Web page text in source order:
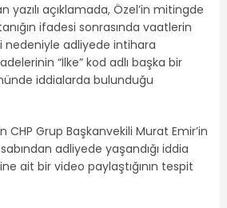
yazılı açıklamada, Özel’in mitingde
ifadesi sonrasında vaatlerin
adliyede intihara
“İlke” kod adlı başka bir
iddialarda bulunduğu
CHP Grup Başkanvekili Murat Emir’in
adliyede yaşandığı iddia
ait bir video paylaştığının tespit